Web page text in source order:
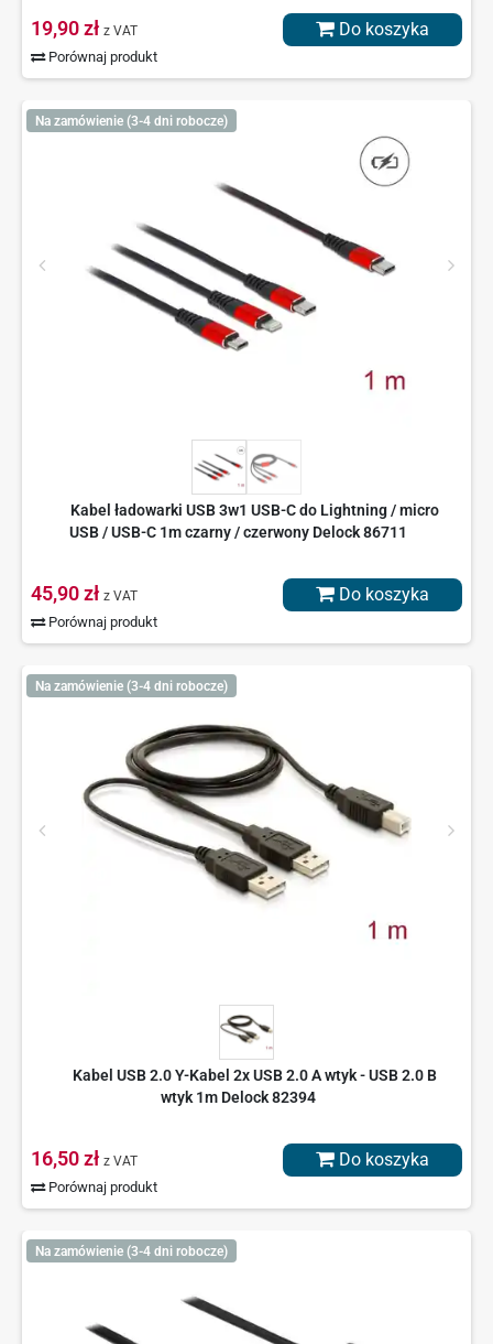
19,90 zł z VAT
Porównaj produkt
Do koszyka
Na zamówienie (3-4 dni robocze)
Kabel ładowarki USB 3w1 USB-C do Lightning / micro
USB / USB-C 1m czarny / czerwony Delock 86711
45,90 zł z VAT
Porównaj produkt
Do koszyka
Na zamówienie (3-4 dni robocze)
Kabel USB 2.0 Y-Kabel 2x USB 2.0 A wtyk - USB 2.0 B
wtyk 1m Delock 82394
16,50 zł z VAT
Porównaj produkt
Do koszyka
Na zamówienie (3-4 dni robocze)